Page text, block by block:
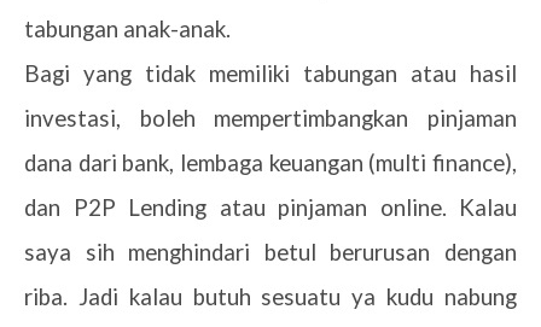
tabungan anak-anak.
Bagi yang tidak memiliki tabungan atau hasil
investasi, boleh mempertimbangkan pinjaman
dana dari bank, lembaga keuangan (multi finance),
dan P2P Lending atau pinjaman online. Kalau
saya sih menghindari betul berurusan dengan
riba. Jadi kalau butuh sesuatu ya kudu nabung